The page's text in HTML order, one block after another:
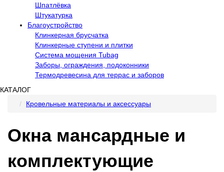
Шпатлёвка
Штукатурка
Благоустройство
Клинкерная брусчатка
Клинкерные ступени и плитки
Система мощения Tubag
Заборы, ограждения, подоконники
Термодревесина для террас и заборов
КАТАЛОГ
Кровельные материалы и аксессуары
Окна мансардные и
комплектующие